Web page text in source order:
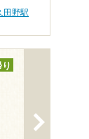
田野駅
り